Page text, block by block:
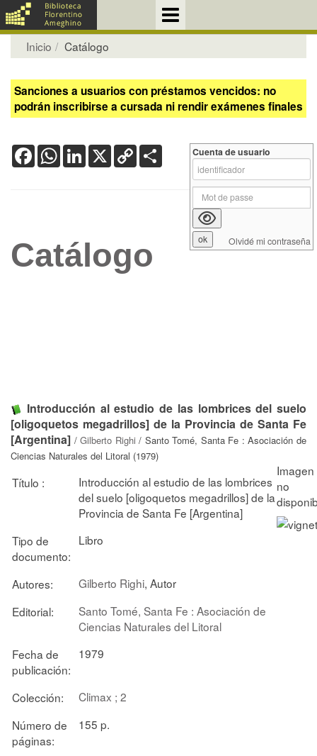
Inicio Catálogo
Sanciones a usuarios con préstamos vencidos: no
podrán inscribirse a cursada ni rendir exámenes finales
FacebookWhatsApp
LinkedIn
X Copy
Link
Catálogo
Introducción al estudio de las lombrices del suelo
[oligoquetos megadrillos] de la Provincia de Santa Fe
[Argentina] /Gilberto Righi / Santo Tomé, Santa Fe : Asociación de
Ciencias Naturales del Litoral (1979)
Título :
Introducción al estudio de las lombrices
del suelo [oligoquetos megadrillos] de la
Provincia de Santa Fe [Argentina]
Tipo de
documento:
Libro
Autores: Gilberto Righi, Autor
Editorial:
Santo Tomé, Santa Fe : Asociación de
Ciencias Naturales del Litoral
Fecha de
publicación:
1979
Colección:
Climax ; 2
Número de
páginas:
155 p.
Cuenta de usuario
Olvidé mi contraseña